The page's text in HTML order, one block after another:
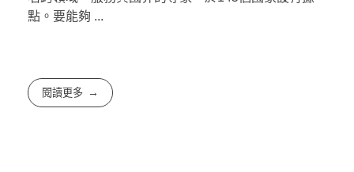
點。要能夠 ...
閱讀更多